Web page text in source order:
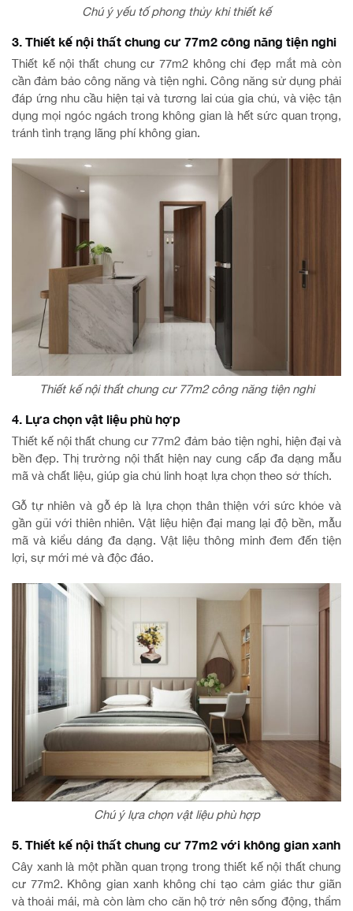
Chú ý yếu tố phong thủy khi thiết kế
3. Thiết kế nội thất chung cư 77m2 công năng tiện nghi
Thiết kế nội thất chung cư 77m2 không chỉ đẹp mắt mà còn
cần đảm bảo công năng và tiện nghi. Công năng sử dụng phải
đáp ứng nhu cầu hiện tại và tương lai của gia chủ, và việc tận
dụng mọi ngóc ngách trong không gian là hết sức quan trọng,
tránh tình trạng lãng phí không gian.
Thiết kế nội thất chung cư 77m2 công năng tiện nghi
4. Lựa chọn vật liệu phù hợp
Thiết kế nội thất chung cư 77m2 đảm bảo tiện nghi, hiện đại và
bền đẹp. Thị trường nội thất hiện nay cung cấp đa dạng mẫu
mã và chất liệu, giúp gia chủ linh hoạt lựa chọn theo sở thích.
Gỗ tự nhiên và gỗ ép là lựa chọn thân thiện với sức khỏe và
gần gũi với thiên nhiên. Vật liệu hiện đại mang lại độ bền, mẫu
mã và kiểu dáng đa dạng. Vật liệu thông minh đem đến tiện
lợi, sự mới mẻ và độc đáo.
Chú ý lựa chọn vật liệu phù hợp
5. Thiết kế nội thất chung cư 77m2 với không gian xanh
Cây xanh là một phần quan trọng trong thiết kế nội thất chung
cư 77m2. Không gian xanh không chỉ tạo cảm giác thư giãn
và thoải mái, mà còn làm cho căn hộ trở nên sống động, thẩm